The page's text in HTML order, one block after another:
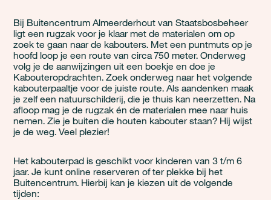
Bij Buitencentrum Almeerderhout van Staatsbosbeheer
ligt een rugzak voor je klaar met de materialen om op
zoek te gaan naar de kabouters. Met een puntmuts op je
hoofd loop je een route van circa 750 meter. Onderweg
volg je de aanwijzingen uit een boekje en doe je
Kabouteropdrachten. Zoek onderweg naar het volgende
kabouterpaaltje voor de juiste route. Als aandenken maak
je zelf een natuurschilderij, die je thuis kan neerzetten. Na
afloop mag je de rugzak én de materialen mee naar huis
nemen. Zie je buiten die houten kabouter staan? Hij wijst
je de weg. Veel plezier!
Het kabouterpad is geschikt voor kinderen van 3 t/m 6
jaar. Je kunt online reserveren of ter plekke bij het
Buitencentrum. Hierbij kan je kiezen uit de volgende
tijden: